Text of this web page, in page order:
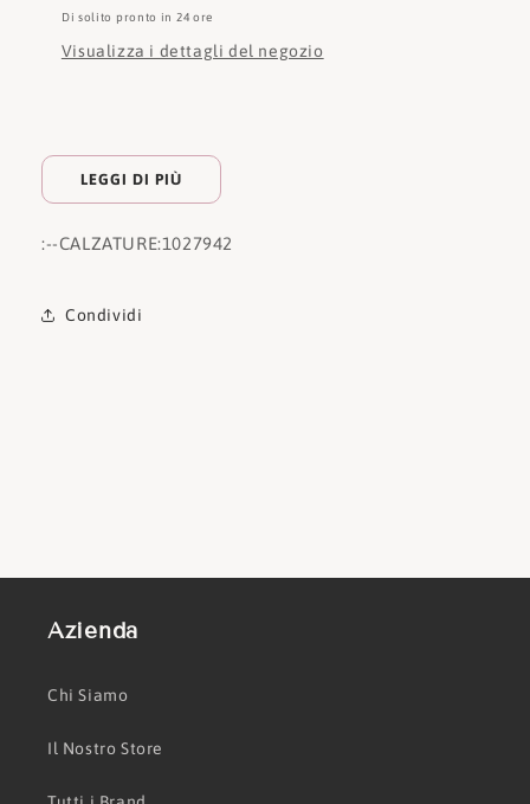
Di solito pronto in 24 ore
Visualizza i dettagli del negozio
LEGGI DI PIÙ
:--CALZATURE:1027942
Condividi
Azienda
Chi Siamo
Il Nostro Store